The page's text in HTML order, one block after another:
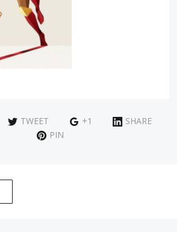
TWEET +1
SHARE
PIN